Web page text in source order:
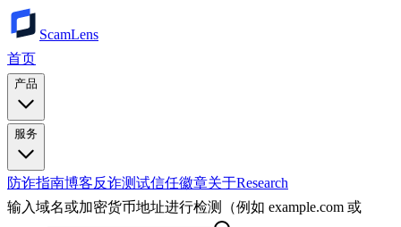
ScamLens
首页
产品
服务
防诈指南博客反诈测试信任徽章关于Research
输入域名或加密货币地址进行检测（例如 example.com 或